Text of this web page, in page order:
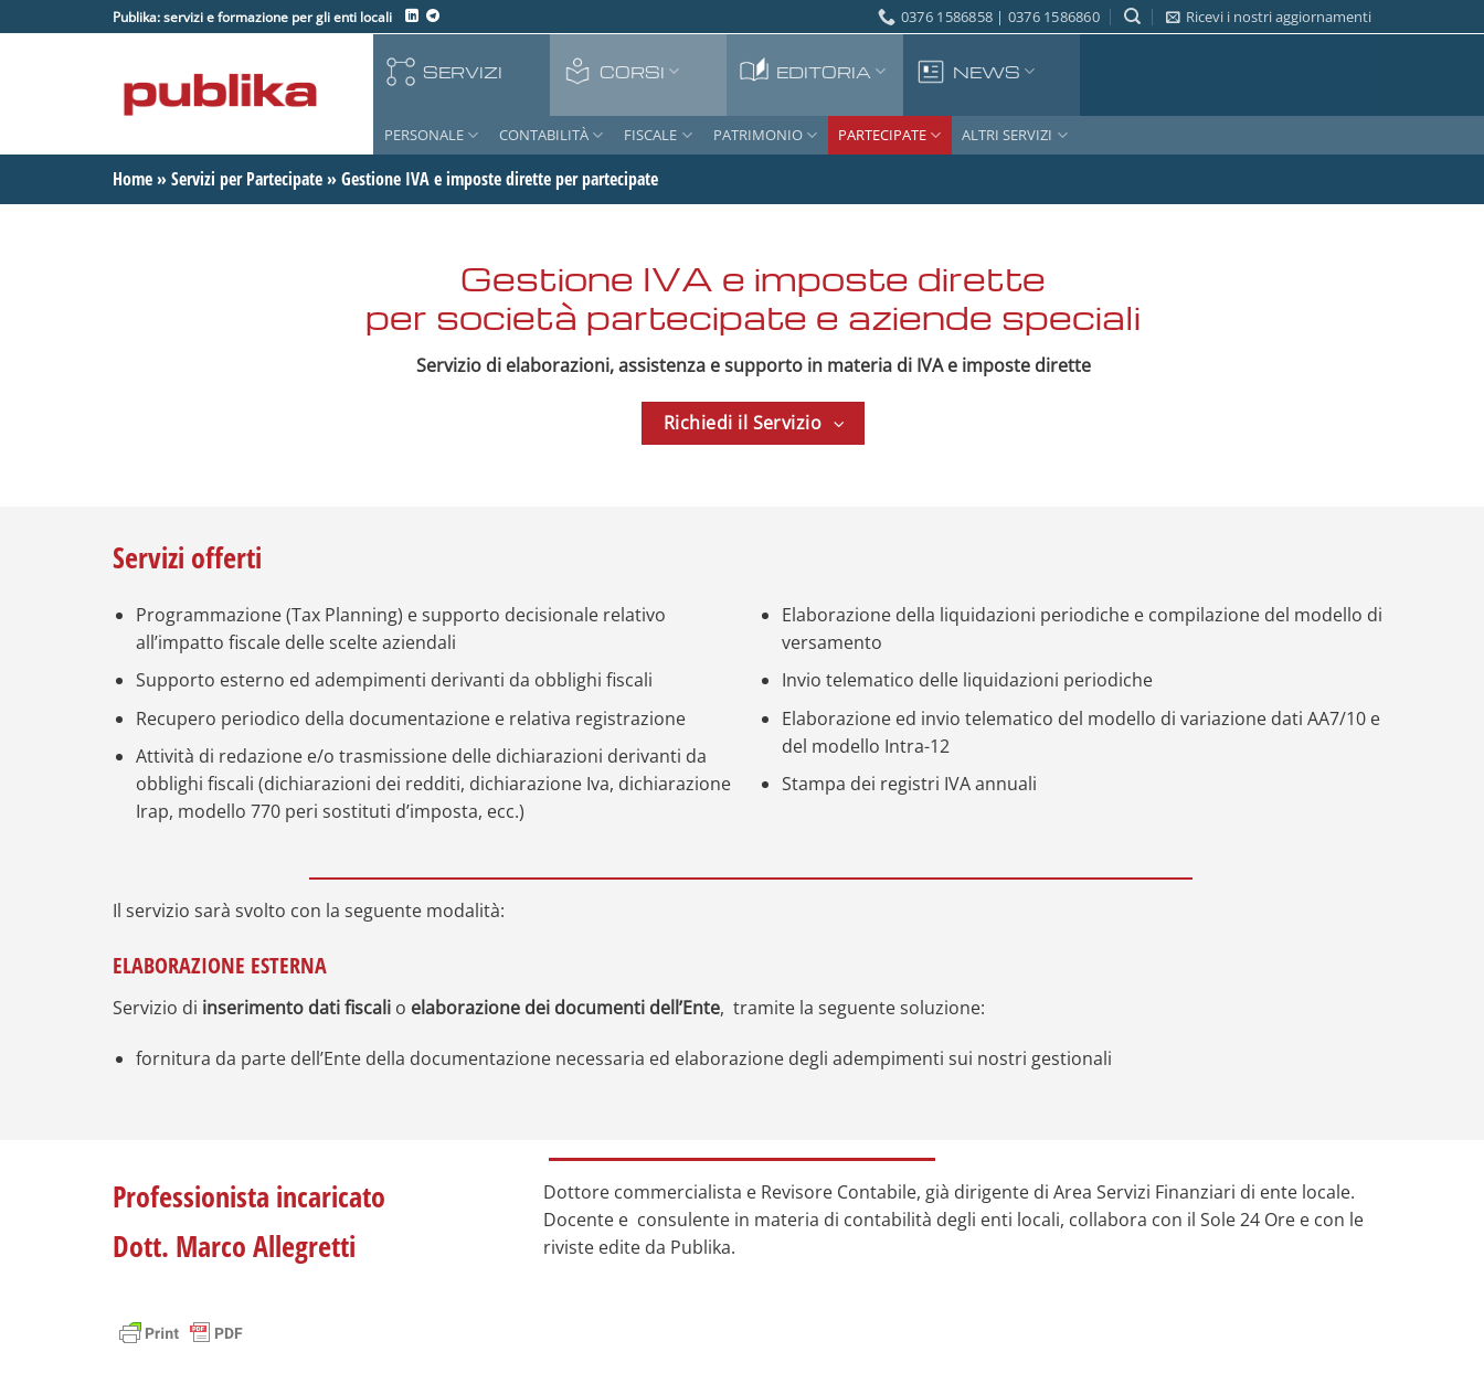
ai
Publika: servizi e formazione per gli enti locali 0376 1586858 | 0376 1586860 Ricevi i nostri aggiornamenti
SERVIZI CORSI EDITORIA NEWS
PERSONALE CONTABILITÀ FISCALE PATRIMONIO PARTECIPATE ALTRI SERVIZI
Home »Servizi per Partecipate »Gestione IVA e imposte dirette per partecipate
Gestione IVA e imposte dirette
per società partecipate e aziende speciali
Servizio di elaborazioni, assistenza e supporto in materia di IVA e imposte dirette
Richiedi il Servizio
Servizi offerti
Programmazione (Tax Planning) e supporto decisionale relativo
all’impatto fiscale delle scelte aziendali
Supporto esterno ed adempimenti derivanti da obblighi fiscali
Recupero periodico della documentazione e relativa registrazione
Attività di redazione e/o trasmissione delle dichiarazioni derivanti da
obblighi fiscali (dichiarazioni dei redditi, dichiarazione Iva, dichiarazione
Irap, modello 770 peri sostituti d’imposta, ecc.)
Elaborazione della liquidazioni periodiche e compilazione del modello di
versamento
Invio telematico delle liquidazioni periodiche
Elaborazione ed invio telematico del modello di variazione dati AA7/10 e
del modello Intra-12
Stampa dei registri IVA annuali
Il servizio sarà svolto con la seguente modalità:
ELABORAZIONE ESTERNA
Servizio di inserimento dati fiscali o elaborazione dei documenti dell’Ente, tramite la seguente soluzione:
fornitura da parte dell’Ente della documentazione necessaria ed elaborazione degli adempimenti sui nostri gestionali
Professionista incaricato
Dott. Marco Allegretti
Dottore commercialista e Revisore Contabile, già dirigente di Area Servizi Finanziari di ente locale.
Docente e consulente in materia di contabilità degli enti locali, collabora con il Sole 24 Ore e con le
riviste edite da Publika.